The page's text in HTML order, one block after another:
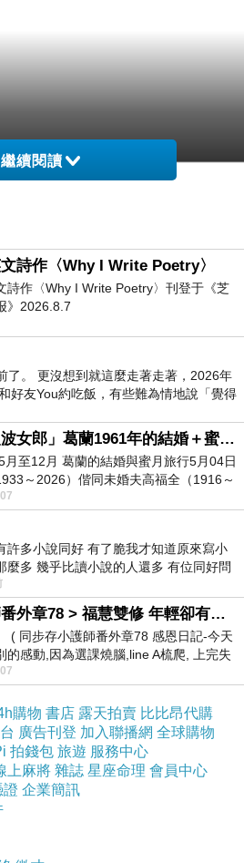
繼續閱讀
詩作〈Why I Write Poetry〉
詩作〈Why I Write Poetry〉刊登于《芝
》2026.8.7
了。 更沒想到就這麼走著走著，2026年
好友You約吃飯，有些難為情地說「覺得
AI「曼波女郎」葛蘭1961年的結婚＋蜜月旅行 #戀上老電影 #葛蘭 #粟子
月至12月 葛蘭的結婚與蜜月旅行5月04日
～2026）偕同未婚夫高福全（1916～
郵輪赴倫敦6月15日於英國倫敦St.S
許多小說同好 有了脆我才知道原來寫小
麼多 幾乎比讀小說的人還多 有位同好問
題 她說為什麼高中文學獎的
小護師番外章78 > 福慧雙修 年輕卻有個老靈魂 ㄑ金剛經〉podcast
( 同步存小護師番外章78 感恩日記-今天
的感動,因為選課燒腦,line A梳爬, 上完失
,特來傾
購物 書店 露天拍賣 比比昂代購
廣告刊登 加入聯播網 全球購物
拍錢包 旅遊 服務中心
上麻將 雜誌 星座命理 會員中心
證 企業簡訊